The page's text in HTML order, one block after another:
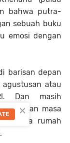
bahwa putra-
sebuah buku
emosi dengan
barisan depan
atau
Dan masih
masa
rumah
×